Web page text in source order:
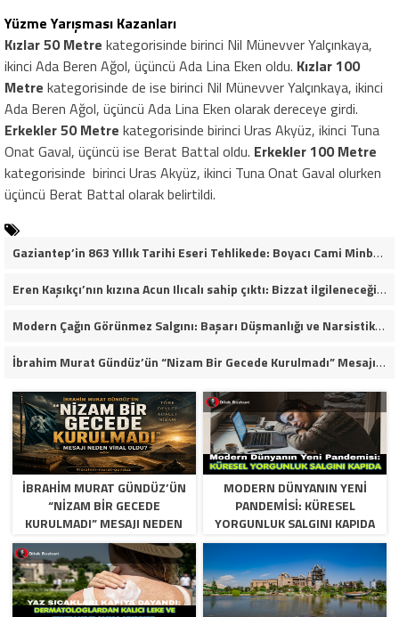
Yüzme Yarışması Kazanları
Kızlar 50 Metre kategorisinde birinci Nil Münevver Yalçınkaya,
ikinci Ada Beren Ağol, üçüncü Ada Lina Eken oldu. Kızlar 100
Metre kategorisinde de ise birinci Nil Münevver Yalçınkaya, ikinci
Ada Beren Ağol, üçüncü Ada Lina Eken olarak dereceye girdi.
Erkekler 50 Metre kategorisinde birinci Uras Akyüz, ikinci Tuna
Onat Gaval, üçüncü ise Berat Battal oldu. Erkekler 100 Metre
kategorisinde birinci Uras Akyüz, ikinci Tuna Onat Gaval olurken
üçüncü Berat Battal olarak belirtildi.
Gaziantep’in 863 Yıllık Tarihi Eseri Tehlikede: Boyacı Cami Minberi İçin “Restorasyon Durdurulsun” Çağrısı!
Eren Kaşıkçı’nın kızına Acun Ilıcalı sahip çıktı: Bizzat ilgileneceğim
Modern Çağın Görünmez Salgını: Başarı Düşmanlığı ve Narsistik Yükseliş
İbrahim Murat Gündüz’ün “Nizam Bir Gecede Kurulmadı” Mesajı Sosyal Medyada Geniş Yankı Uyandırdı
İBRAHIM MURAT GÜNDÜZ’ÜN
“NIZAM BIR GECEDE
KURULMADI” MESAJI NEDEN
VIRAL OLDU?
MODERN DÜNYANIN YENI
PANDEMISI: KÜRESEL
YORGUNLUK SALGINI KAPIDA